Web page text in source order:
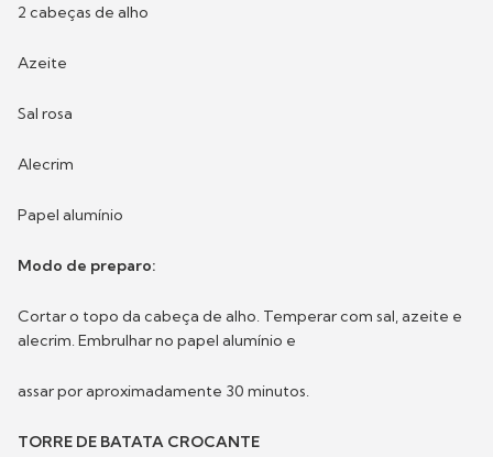
2 cabeças de alho
Azeite
Sal rosa
Alecrim
Papel alumínio
Modo de preparo:
Cortar o topo da cabeça de alho. Temperar com sal, azeite e
alecrim. Embrulhar no papel alumínio e
assar por aproximadamente 30 minutos.
TORRE DE BATATA CROCANTE